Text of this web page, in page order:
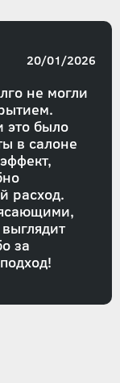
не могли
это было
в салоне
расход.
за
20/01/2026